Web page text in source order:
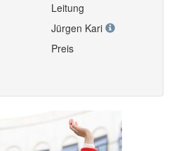
Leitung
Jürgen Kari
Preis